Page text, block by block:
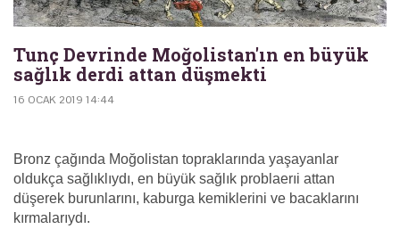
Tunç Devrinde Moğolistan'ın en büyük
sağlık derdi attan düşmekti
16 OCAK 2019 14:44
Bronz çağında Moğolistan topraklarında yaşayanlar
oldukça sağlıklıydı, en büyük sağlık problaerıi attan
düşerek burunlarını, kaburga kemiklerini ve bacaklarını
kırmalarıydı.